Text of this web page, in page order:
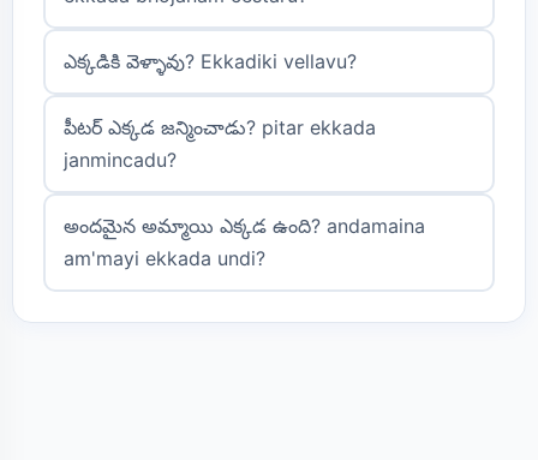
ఎక్కడికి వెళ్ళావు? Ekkadiki vellavu?
పీటర్ ఎక్కడ జన్మించాడు? pitar ekkada
janmincadu?
అందమైన అమ్మాయి ఎక్కడ ఉంది? andamaina
am'mayi ekkada undi?